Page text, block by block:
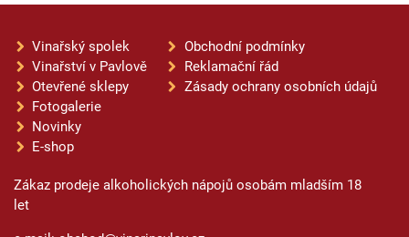
Vinařský spolek
Vinařství v Pavlově
Otevřené sklepy
Fotogalerie
Novinky
E-shop
Obchodní podmínky
Reklamační řád
Zásady ochrany osobních údajů
Zákaz prodeje alkoholických nápojů osobám mladším 18
let